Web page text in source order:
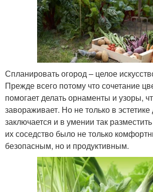
Спланировать огород – целое
Прежде всего потому что сочетание
помогает делать орнаменты и узоры,
завораживает. Но не только в
заключается и в умении так
их соседство было не только
безопасным, но и продуктивным.